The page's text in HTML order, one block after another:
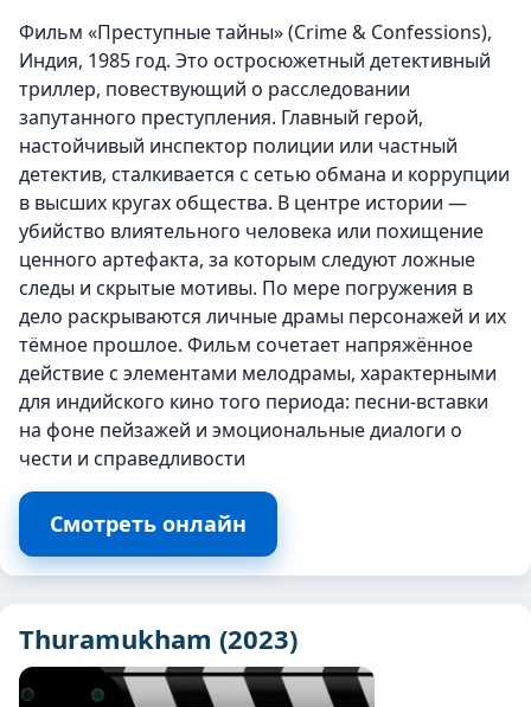
Фильм «Преступные тайны» (Crime & Confessions),
Индия, 1985 год. Это остросюжетный детективный
триллер, повествующий о расследовании
запутанного преступления. Главный герой,
настойчивый инспектор полиции или частный
детектив, сталкивается с сетью обмана и коррупции
в высших кругах общества. В центре истории —
убийство влиятельного человека или похищение
ценного артефакта, за которым следуют ложные
следы и скрытые мотивы. По мере погружения в
дело раскрываются личные драмы персонажей и их
тёмное прошлое. Фильм сочетает напряжённое
действие с элементами мелодрамы, характерными
для индийского кино того периода: песни-вставки
на фоне пейзажей и эмоциональные диалоги о
чести и справедливости
Смотреть онлайн
Thuramukham (2023)